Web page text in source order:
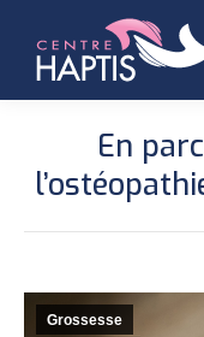
En
Grossesse